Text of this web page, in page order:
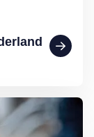
en troon